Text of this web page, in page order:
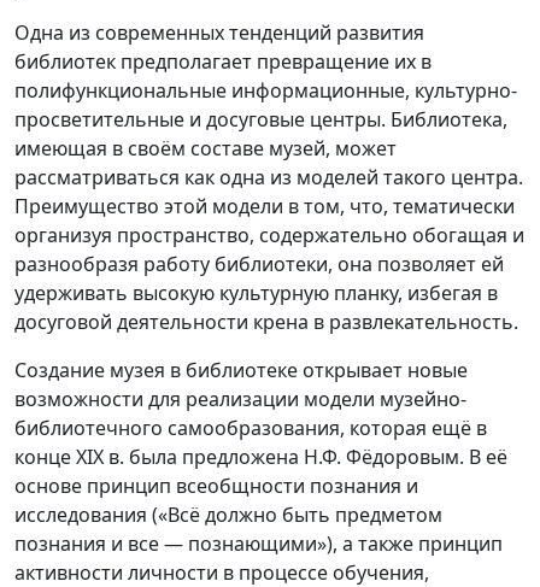
Одна из современных тенденций развития
библиотек предполагает превращение их в
полифункциональные информационные, культурно-
просветительные и досуговые центры. Библиотека,
имеющая в своём составе музей, может
рассматриваться как одна из моделей такого центра.
Преимущество этой модели в том, что, тематически
организуя пространство, содержательно обогащая и
разнообразя работу библиотеки, она позволяет ей
удерживать высокую культурную планку, избегая в
досуговой деятельности крена в развлекательность.
Создание музея в библиотеке открывает новые
возможности для реализации модели музейно-
библиотечного самообразования, которая ещё в
конце XIX в. была предложена Н.Ф. Фёдоровым. В её
основе принцип всеобщности познания и
исследования («Всё должно быть предметом
познания и все — познающими»), а также принцип
активности личности в процессе обучения,